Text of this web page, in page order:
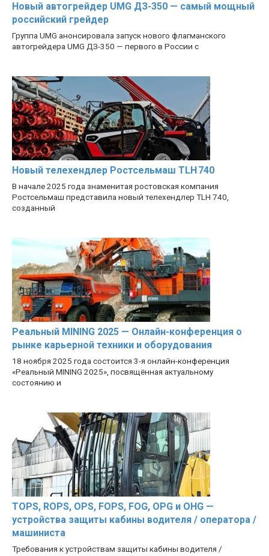
Новый автогрейдер UMG ДЗ-350 — самый мощный
российский грейдер
Группа UMG анонсировала запуск нового флагманского
автогрейдера UMG ДЗ-350 — первого в России с
Новый телехендлер Ростсельмаш TLH 740
В начале 2025 года знаменитая ростовская компания
Ростсельмаш представила новый телехендлер TLH 740,
созданный
Реальный MINING 2025 — Онлайн-конференция о
рынке карьерной техники и оборудования
18 ноября 2025 года состоится 3-я онлайн-конференция
«Реальный MINING 2025», посвящённая актуальному
состоянию и
TOPS, ROPS, OPS, FOPS, FOG, OPG и OHG —
устройства защиты кабины водителя / оператора /
машиниста
Требования к устройствам защиты кабины водителя /